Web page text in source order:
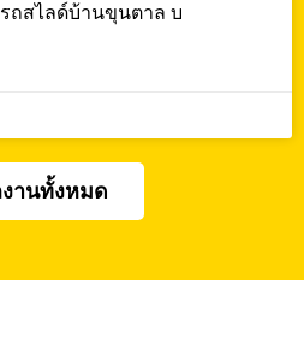
ถสไลด์บ้านขุนตาล บ
านทั้งหมด